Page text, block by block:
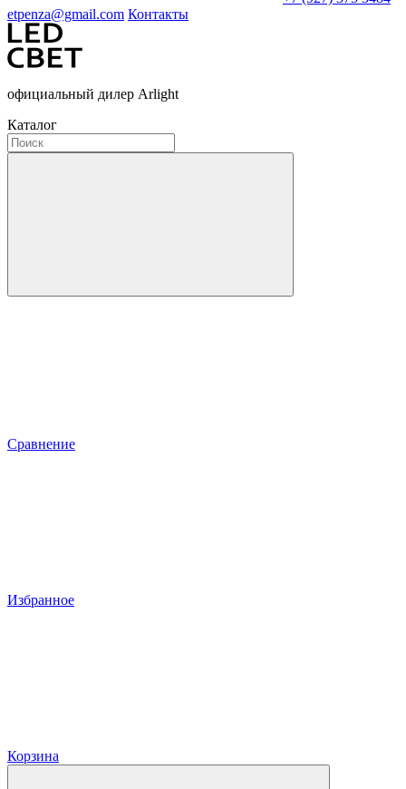
etpenza@gmail.com Контакты
официальный дилер Arlight
Каталог
Сравнение
Избранное
Корзина